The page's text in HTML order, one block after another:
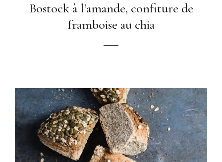
Bostock à l’amande, confiture de
framboise au chia